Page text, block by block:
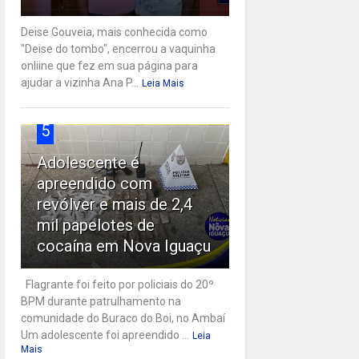
Deise Gouveia, mais conhecida como
"Deise do tombo", encerrou a vaquinha
onliine que fez em sua página para
ajudar a vizinha Ana P...
Leia Mais
5
Adolescente é
apreendido com
revólver e mais de 2,4
mil papelotes de
cocaína em Nova Iguaçu
Flagrante foi feito por policiais do 20º
BPM durante patrulhamento na
comunidade do Buraco do Boi, no Ambaí
Um adolescente foi apreendido ...
Leia
Mais